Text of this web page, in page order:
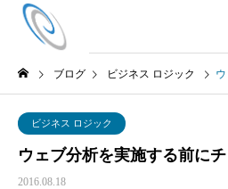
ブログ ビジネス ロジック ウ
ビジネス ロジック
ウェブ分析を実施する前に
2016.08.18